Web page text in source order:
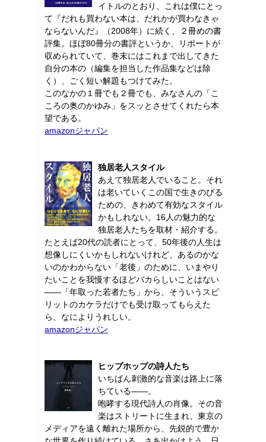
イトルのとおり、これは僕にとっ
て『だれも買わない本は、だれかが買わなきゃ
ならないんだ』（2008年）に続く、２冊めの書
評集。ほぼ80冊分の書評というか、リポートが
収められていて、巻末にはこれまで出してきた
自分の本の（編集を担当した作品集などは除
く）、ごく短い解題もつけてみた。
このなかの１冊でも２冊でも、みなさんの「こ
ころの奥のかゆみ」をスッとさせてくれたら本
望である。
amazonジャパン
独居老人スタイル
あえて独居老人でいること。それ
は老いていくこの国で生きのびる
ための、きわめて有効なスタイル
かもしれない。16人の魅力的な
独居老人たちを取材・紹介する。
たとえば20代の読者にとって、50年後の人生は
想像しにくいかもしれないけれど、あるのかな
いのかわからない「老後」のために、いまやり
たいことを我慢するほどバカらしいことはない
――「年取った若者たち」から、そういうスピ
リットのカケラだけでも受け取ってもらえた
ら、なによりうれしい。
amazonジャパン
ヒップホップの詩人たち
いちばん刺激的な音楽は路上に落
ちている――。
咆哮する現代詩人の肖像。その音
楽はストリートに生まれ、東京の
メディアを遠く離れた場所から、先鋭的で豊か